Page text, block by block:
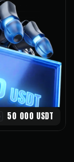
50 000 USDT